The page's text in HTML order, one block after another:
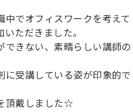
でオフィスワークを考えて
ただきました。
きない、素晴らしい講師の
受講している姿が印象的で
頂戴しました☆